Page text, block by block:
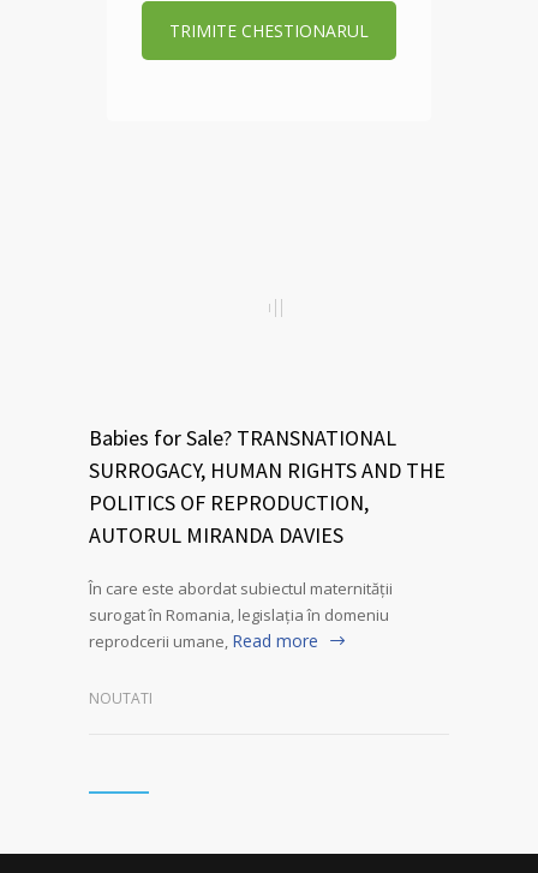
TRIMITE CHESTIONARUL
Babies for Sale? TRANSNATIONAL
SURROGACY, HUMAN RIGHTS AND THE
POLITICS OF REPRODUCTION,
AUTORUL MIRANDA DAVIES
În care este abordat subiectul maternității
surogat în Romania, legislația în domeniu
reprodcerii umane, Read more
NOUTATI